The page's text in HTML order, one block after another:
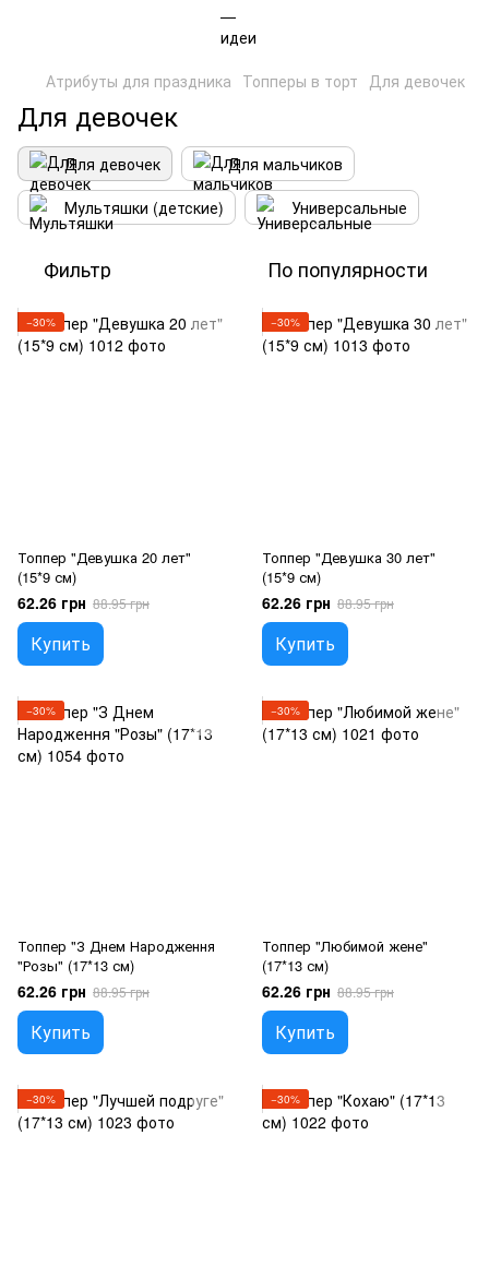
Атрибуты для праздника Топперы в торт Для девочек
Для девочек
Для девочек
Для мальчиков
Мультяшки (детские)
Универсальные
Фильтр По популярности
−30%
Топпер "Девушка 20 лет"
(15*9 см)
62.26 грн 88.95 грн
Купить
−30%
Топпер "Девушка 30 лет"
(15*9 см)
62.26 грн 88.95 грн
Купить
−30%
Топпер "З Днем Народження
"Розы" (17*13 см)
62.26 грн 88.95 грн
Купить
−30%
Топпер "Любимой жене"
(17*13 см)
62.26 грн 88.95 грн
Купить
−30% −30%